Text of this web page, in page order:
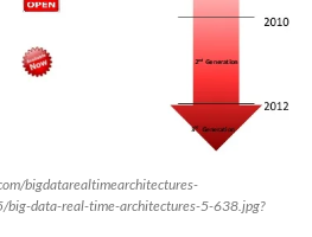
bigdatarealtimearchitectures-
data-real-time-architectures-5-638.jpg?